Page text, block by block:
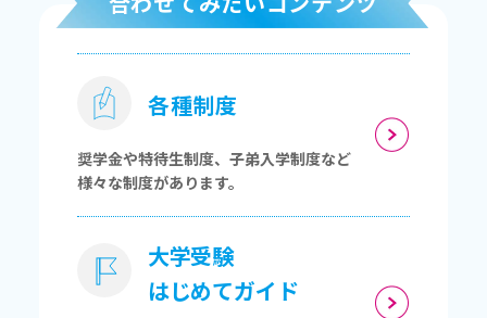
各種制度
奨学金や特待生制度、子弟入学制度など
様々な制度があります。
大学受験
はじめてガイド